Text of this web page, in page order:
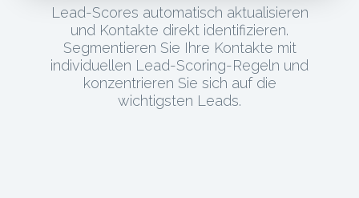
Lead-Scores automatisch aktualisieren
und Kontakte direkt identifizieren.
Segmentieren Sie Ihre Kontakte mit
individuellen Lead-Scoring-Regeln und
konzentrieren Sie sich auf die
wichtigsten Leads.